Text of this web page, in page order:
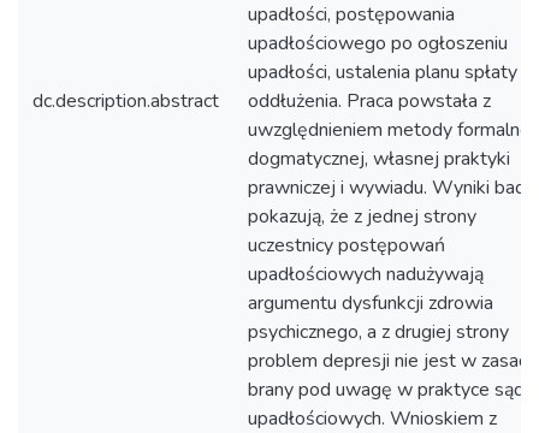
dc.description.abstract
upadłości, postępowania
upadłościowego po ogłoszeniu
upadłości, ustalenia planu spłaty i
oddłużenia. Praca powstała z
uwzględnieniem metody formalno-
dogmatycznej, własnej praktyki
prawniczej i wywiadu. Wyniki
pokazują, że z jednej strony
uczestnicy postępowań
upadłościowych nadużywają
argumentu dysfunkcji zdrowia
psychicznego, a z drugiej strony
problem depresji nie jest w
brany pod uwagę w praktyce
upadłościowych. Wnioskiem z